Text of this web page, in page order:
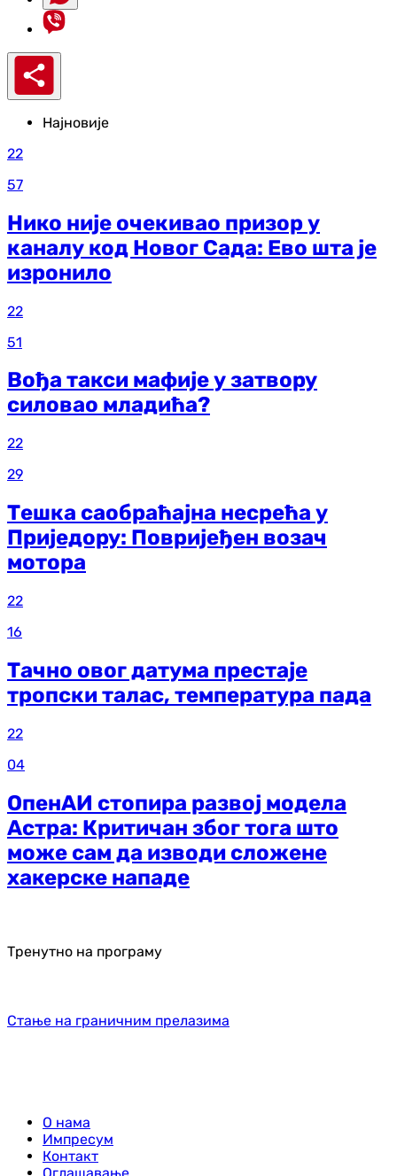
Најновије
22
57
Нико није очекивао призор у
каналу код Новог Сада: Ево шта је
изронило
22
51
Вођа такси мафије у затвору
силовао младића?
22
29
Тешка саобраћајна несрећа у
Приједору: Повријеђен возач
мотора
22
16
Тачно овог датума престаје
тропски талас, температура пада
22
04
ОпенАИ стопира развој модела
Астра: Критичан због тога што
може сам да изводи сложене
хакерске нападе
Тренутно на програму
Стање на граничним прелазима
О нама
Импресум
Контакт